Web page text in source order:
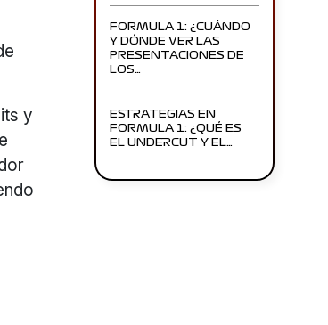
y
FORMULA 1: ¿CUÁNDO
Y DÓNDE VER LAS
PRESENTACIONES DE
LOS…
ESTRATEGIAS EN
FORMULA 1: ¿QUÉ ES
EL UNDERCUT Y EL…